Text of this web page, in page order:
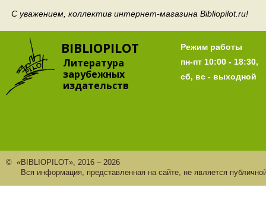
С уважением, коллектив интернет-магазина Bibliopilot.ru!
BIBLIOPILOT
Литература
зарубежных
издательств
Режим работы
пн-пт 10:00 - 18:30,
сб, вс - выходной
© «BIBLIOPILOT», 2016 – 2026
Вся информация, представленная на сайте, не является